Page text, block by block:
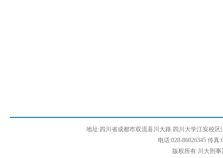
地址:四川省成都市双流县川大路 四川大学江安校区
电话:028-86026345 传真
版权所有:川大刑